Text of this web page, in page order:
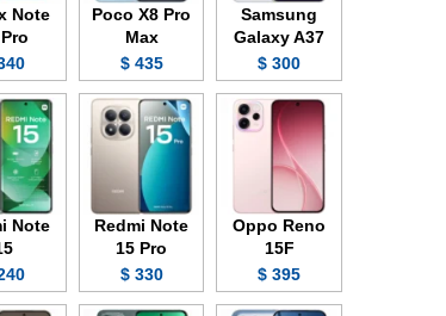
Samsung
Galaxy A37
300 $
Poco X8 Pro
Max
435 $
Note
$
Oppo Reno
15F
395 $
Redmi Note
15 Pro
330 $
Note
$